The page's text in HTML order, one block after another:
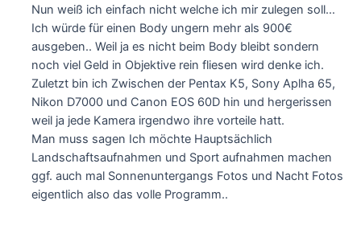
Nun weiß ich einfach nicht welche ich mir zulegen soll…
Ich würde für einen Body ungern mehr als 900€
ausgeben.. Weil ja es nicht beim Body bleibt sondern
noch viel Geld in Objektive rein fliesen wird denke ich.
Zuletzt bin ich Zwischen der Pentax K5, Sony Aplha 65,
Nikon D7000 und Canon EOS 60D hin und hergerissen
weil ja jede Kamera irgendwo ihre vorteile hatt.
Man muss sagen Ich möchte Hauptsächlich
Landschaftsaufnahmen und Sport aufnahmen machen
ggf. auch mal Sonnenuntergangs Fotos und Nacht Fotos
eigentlich also das volle Programm..